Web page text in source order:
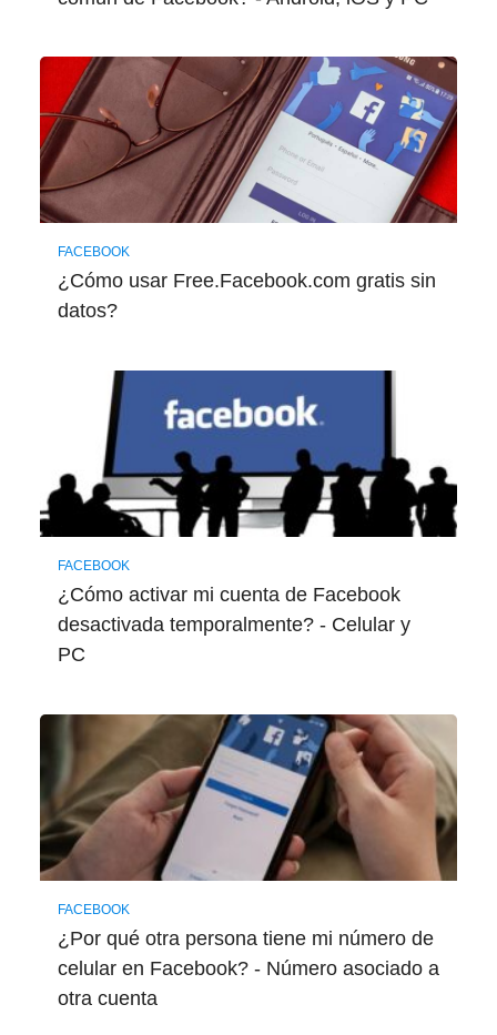
FACEBOOK
¿Cómo usar Free.Facebook.com gratis sin
datos?
FACEBOOK
¿Cómo activar mi cuenta de Facebook
desactivada temporalmente? - Celular y
PC
FACEBOOK
¿Por qué otra persona tiene mi número de
celular en Facebook? - Número asociado a
otra cuenta